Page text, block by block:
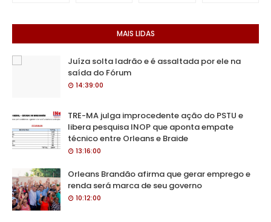
MAIS LIDAS
Juíza solta ladrão e é assaltada por ele na
saída do Fórum
14:39:00
TRE-MA julga improcedente ação do PSTU e
libera pesquisa INOP que aponta empate
técnico entre Orleans e Braide
13:16:00
Orleans Brandão afirma que gerar emprego e
renda será marca de seu governo
10:12:00